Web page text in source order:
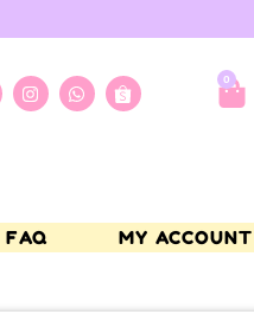
0
FAQ MY ACCOUNT